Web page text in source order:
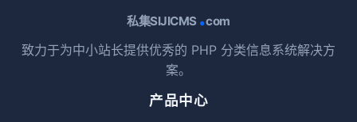
私集SIJICMS .com
致力于为中小站长提供优秀的 PHP 分类信息系统解决方
案。
产品中心